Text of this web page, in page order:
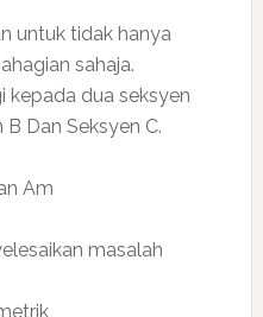
untuk tidak hanya
sahaja.
kepada dua seksyen
B Dan Seksyen C.
Am
masalah